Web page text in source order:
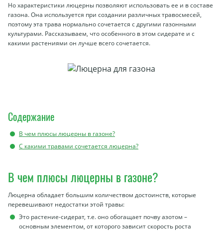
Но характеристики люцерны позволяют использовать ее и в составе
газона. Она используется при создании различных травосмесей,
поэтому эта трава нормально сочетается с другими газонными
культурами. Рассказываем, что особенного в этом сидерате и с
какими растениями он лучше всего сочетается.
Содержание
В чем плюсы люцерны в газоне?
С какими травами сочетается люцерна?
В чем плюсы люцерны в газоне?
Люцерна обладает большим количеством достоинств, которые
перевешивают недостатки этой травы:
Это растение-сидерат, т.е. оно обогащает почву азотом –
основным элементом, от которого зависит скорость роста